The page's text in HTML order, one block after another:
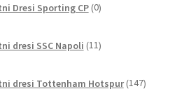
Dresi Sporting CP 0izdelkov
dresi SSC Napoli 11izdelkov
dresi Tottenham Hotspur 147